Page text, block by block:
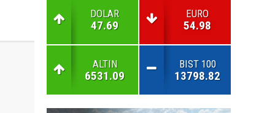
DOLAR
47.69
EURO
54.98
ALTIN
6531.09
BIST 100
13798.82